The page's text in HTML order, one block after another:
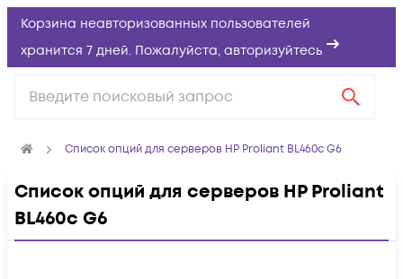
Корзина неавторизованных пользователей
хранится 7 дней. Пожалуйста, авторизуйтесь
Список опций для серверов HP Proliant BL460c G6
Список опций для серверов HP Proliant
BL460c G6